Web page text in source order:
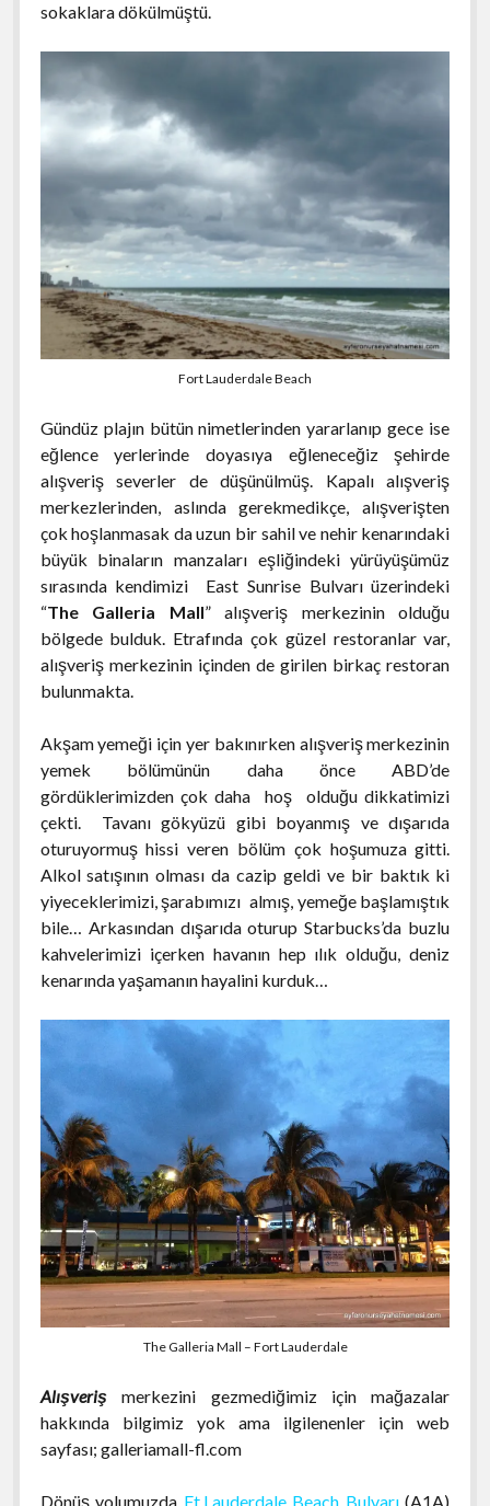
sokaklara dökülmüştü.
Fort Lauderdale Beach
Gündüz plajın bütün nimetlerinden yararlanıp gece ise
eğlence yerlerinde doyasıya eğleneceğiz şehirde
alışveriş severler de düşünülmüş. Kapalı alışveriş
merkezlerinden, aslında gerekmedikçe, alışverişten
çok hoşlanmasak da uzun bir sahil ve nehir kenarındaki
büyük binaların manzaları eşliğindeki yürüyüşümüz
sırasında kendimizi East Sunrise Bulvarı üzerindeki
“The Galleria Mall” alışveriş merkezinin olduğu
bölgede bulduk. Etrafında çok güzel restoranlar var,
alışveriş merkezinin içinden de girilen birkaç restoran
bulunmakta.
Akşam yemeği için yer bakınırken alışveriş merkezinin
yemek bölümünün daha önce ABD’de
gördüklerimizden çok daha hoş olduğu dikkatimizi
çekti. Tavanı gökyüzü gibi boyanmış ve dışarıda
oturuyormuş hissi veren bölüm çok hoşumuza gitti.
Alkol satışının olması da cazip geldi ve bir baktık ki
yiyeceklerimizi, şarabımızı almış, yemeğe başlamıştık
bile… Arkasından dışarıda oturup Starbucks’da buzlu
kahvelerimizi içerken havanın hep ılık olduğu, deniz
kenarında yaşamanın hayalini kurduk…
The Galleria Mall – Fort Lauderdale
Alışverişmerkezini gezmediğimiz için mağazalar
hakkında bilgimiz yok ama ilgilenenler için web
sayfası; galleriamall-fl.com
Dönüş yolumuzda Ft.Lauderdale Beach Bulvarı(A1A)